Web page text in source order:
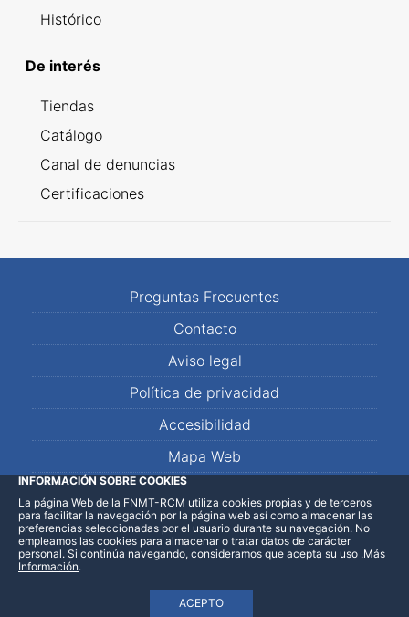
Histórico
De interés
Tiendas
Catálogo
Canal de denuncias
Certificaciones
Preguntas Frecuentes
Contacto
Aviso legal
Política de privacidad
Accesibilidad
Mapa Web
LinkedInFacebookWhatsApp
INFORMACIÓN SOBRE COOKIES
La página Web de la FNMT-RCM utiliza cookies propias y de terceros
para facilitar la navegación por la página web así como almacenar las
preferencias seleccionadas por el usuario durante su navegación. No
empleamos las cookies para almacenar o tratar datos de carácter
personal. Si continúa navegando, consideramos que acepta su uso
ACEPTO
.Más
Información.